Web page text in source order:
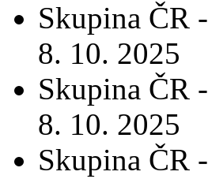
Skupina ČR -
8. 10. 2025
Skupina ČR -
8. 10. 2025
Skupina ČR -